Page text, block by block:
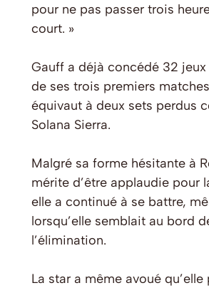
pour ne pas passer trois
court. »
Gauff a déjà concédé 32 jeux
de ses trois premiers
équivaut à deux sets perdus
Solana Sierra.
Malgré sa forme hésitante à
mérite d’être applaudie pour
elle a continué à se battre,
lorsqu’elle semblait au bord
l’élimination.
La star a même avoué